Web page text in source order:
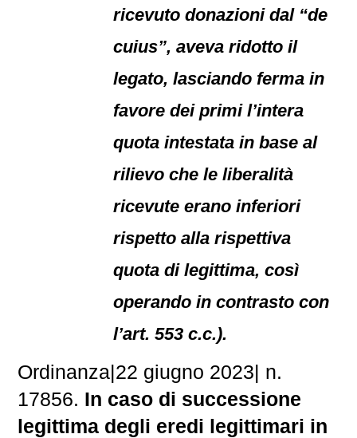
ricevuto donazioni dal “de
cuius”, aveva ridotto il
legato, lasciando ferma in
favore dei primi l’intera
quota intestata in base al
rilievo che le liberalità
ricevute erano inferiori
rispetto alla rispettiva
quota di legittima, così
operando in contrasto con
l’art. 553 c.c.).
Ordinanza|22 giugno 2023| n.
17856. In caso di successione
legittima degli eredi legittimari in